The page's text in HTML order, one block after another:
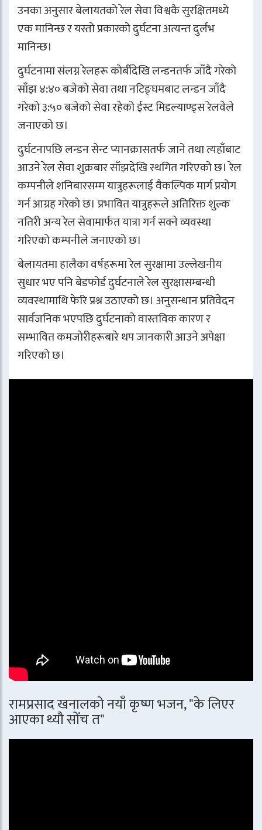
उनका अनुसार बेलायतको रेल सेवा विश्वकै सुरक्षितमध्ये
एक मानिन्छ र यस्तो प्रकारको दुर्घटना अत्यन्त दुर्लभ
मानिन्छ।
दुर्घटनामा संलग्न रेलहरू कोर्बीदेखि लन्डनतर्फ जाँदै गरेको
साँझ ४:४० बजेको सेवा तथा नटिङ्घमबाट लन्डन जाँदै
गरेको ३:५० बजेको सेवा रहेको ईस्ट मिडल्याण्ड्स रेलवेले
जनाएको छ।
दुर्घटनापछि लन्डन सेन्ट प्यानक्रासतर्फ जाने तथा त्यहाँबाट
आउने रेल सेवा शुक्रबार साँझदेखि स्थगित गरिएको छ। रेल
कम्पनीले शनिबारसम्म यात्रुहरूलाई वैकल्पिक मार्ग प्रयोग
गर्न आग्रह गरेको छ। प्रभावित यात्रुहरूले अतिरिक्त शुल्क
नतिरी अन्य रेल सेवामार्फत यात्रा गर्न सक्ने व्यवस्था
गरिएको कम्पनीले जनाएको छ।
बेलायतमा हालैका वर्षहरूमा रेल सुरक्षामा उल्लेखनीय
सुधार भए पनि बेडफोर्ड दुर्घटनाले रेल सुरक्षासम्बन्धी
व्यवस्थामाथि फेरि प्रश्न उठाएको छ। अनुसन्धान प्रतिवेदन
सार्वजनिक भएपछि दुर्घटनाको वास्तविक कारण र
सम्भावित कमजोरीहरूबारे थप जानकारी आउने अपेक्षा
गरिएको छ।
रामप्रसाद खनालको नयाँ कृष्ण भजन, "के लिएर
आएका थ्यौ सोंच त"